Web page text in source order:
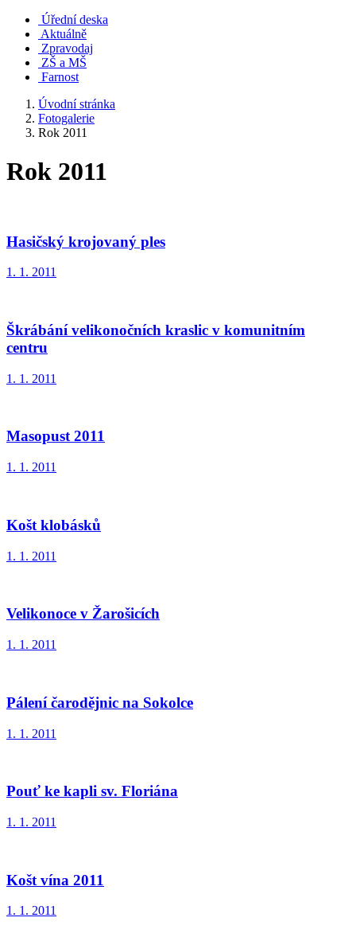
Úřední deska
Aktuálně
Zpravodaj
ZŠ a MŠ
Farnost
Úvodní stránka
Fotogalerie
Rok 2011
Rok 2011
Hasičský krojovaný ples
1. 1. 2011
Škrábání velikonočních kraslic v komunitním
centru
1. 1. 2011
Masopust 2011
1. 1. 2011
Košt klobásků
1. 1. 2011
Velikonoce v Žarošicích
1. 1. 2011
Pálení čarodějnic na Sokolce
1. 1. 2011
Pouť ke kapli sv. Floriána
1. 1. 2011
Košt vína 2011
1. 1. 2011